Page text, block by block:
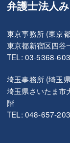
弁護士法人
東京事務所 (東京
東京都新宿区四谷
TEL: 03-5368-
埼玉事務所 (埼玉
埼玉県さいたま市
階
TEL: 048-657-